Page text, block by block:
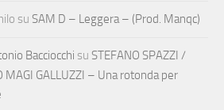
su SAM D – Leggera – (Prod. Manqc)
Bacciocchi su STEFANO SPAZZI /
MAGI GALLUZZI – Una rotonda per